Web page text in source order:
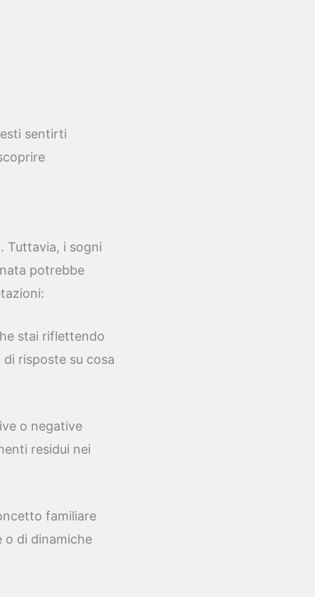
sentirti
Tuttavia, i sogni
potrebbe
stai riflettendo
risposte su cosa
o negative
residui nei
familiare
o di dinamiche